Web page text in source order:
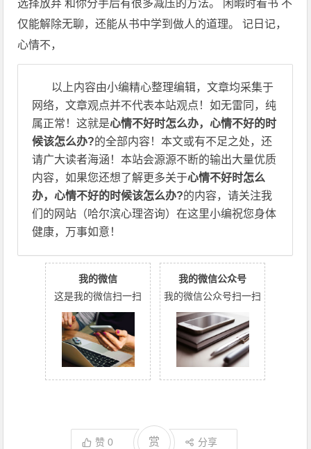
选择放弃 和你分手后有很多减压的方法。 闲暇时看书 不
仅能解除无聊，还能从书中学到做人的道理。 记日记，
心情不，
以上内容由小编精心整理编辑，文章均采集于
网络，文章观点并不代表本站观点！如无雷同，纯
属正常！这就是心情不好时怎么办，心情不好的时
候该怎么办?的全部内容！本文或有不足之处，还
请广大读者海涵！本站会源源不断的输出大量优质
内容，如果您还想了解更多关于心情不好时怎么
办，心情不好的时候该怎么办?的内容，请关注我
们的网站（哈尔滨心理咨询）在这里小编祝您身体
健康，万事如意！
我的微信
这是我的微信扫一扫
我的微信公众号
我的微信公众号扫一扫
赞0 赏 分享